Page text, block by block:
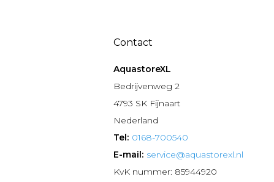
Contact
AquastoreXL
Bedrijvenweg 2
4793 SK Fijnaart
Nederland
Tel: 0168-700540
E-mail: service@aquastorexl.nl
KvK nummer: 85944920